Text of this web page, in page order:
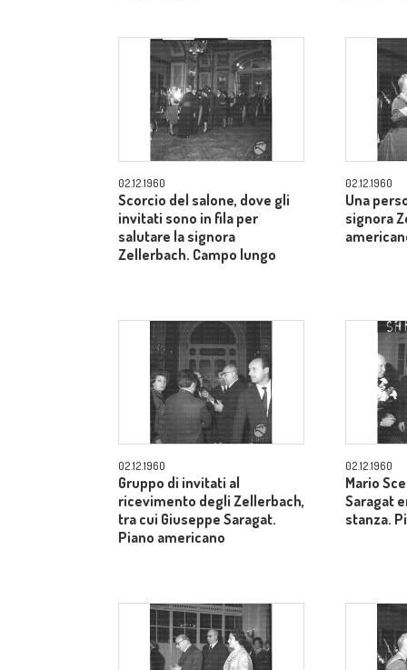
02.12.1960
Scorcio del salone, dove gli
invitati sono in fila per
salutare la signora
Zellerbach. Campo lungo
02.12.1960
Una
signora
02.12.1960
Gruppo di invitati al
ricevimento degli Zellerbach,
tra cui Giuseppe Saragat.
Piano americano
02.12.1960
Mario
Saragat
stanza.